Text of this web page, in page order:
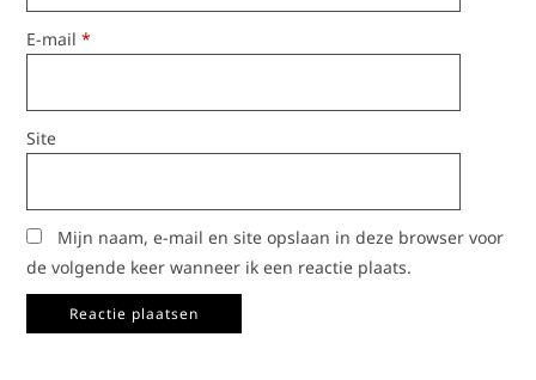
E-mail*
Site
Mijn naam, e-mail en site opslaan in deze browser voor
de volgende keer wanneer ik een reactie plaats.